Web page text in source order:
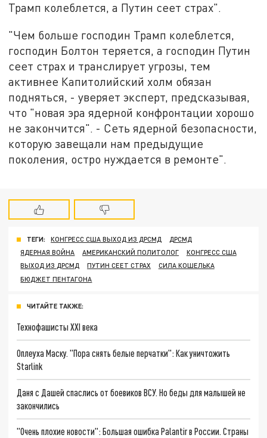
Трамп колеблется, а Путин сеет страх".
"Чем больше господин Трамп колеблется,
господин Болтон теряется, а господин Путин
сеет страх и транслирует угрозы, тем
активнее Капитолийский холм обязан
подняться, - уверяет эксперт, предсказывая,
что "новая эра ядерной конфронтации хорошо
не закончится". - Сеть ядерной безопасности,
которую завещали нам предыдущие
поколения, остро нуждается в ремонте".
ТЕГИ: КОНГРЕСС США ВЫХОД ИЗ ДРСМД
ДРСМД
ЯДЕРНАЯ ВОЙНА
АМЕРИКАНСКИЙ ПОЛИТОЛОГ
КОНГРЕСС США
ВЫХОД ИЗ ДРСМД
ПУТИН СЕЕТ СТРАХ
СИЛА КОШЕЛЬКА
БЮДЖЕТ ПЕНТАГОНА
ЧИТАЙТЕ ТАКЖЕ:
Технофашисты XXI века
Оплеуха Маску. "Пора снять белые перчатки": Как уничтожить
Starlink
Даня с Дашей спаслись от боевиков ВСУ. Но беды для малышей не
закончились
"Очень плохие новости": Большая ошибка Palantir в России. Страны